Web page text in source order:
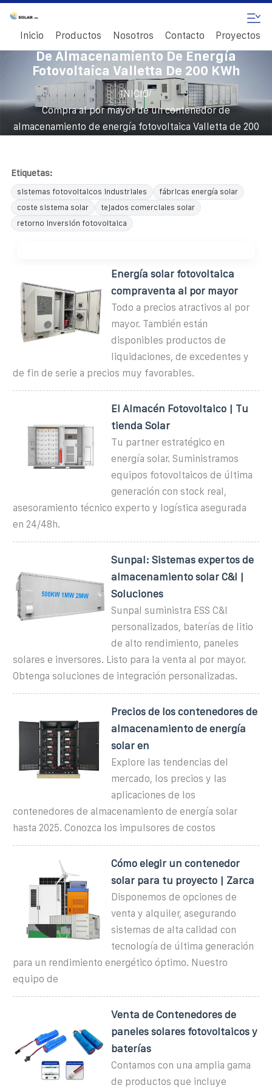
Inicio Productos Nosotros Contacto Proyectos
Compra Al Por Mayor De Un Contenedor
De Almacenamiento De Energía
Fotovoltaica Valletta De 200 KWh
INICIO/
Compra al por mayor de un contenedor de
almacenamiento de energía fotovoltaica Valletta de 200
Etiquetas:
sistemas fotovoltaicos industriales
fábricas energía solar
coste sistema solar
tejados comerciales solar
retorno inversión fotovoltaica
Energía solar fotovoltaica
compraventa al por mayor
Todo a precios atractivos al por
mayor. También están
disponibles productos de
liquidaciones, de excedentes y
de fin de serie a precios muy favorables.
El Almacén Fotovoltaico | Tu
tienda Solar
Tu partner estratégico en
energía solar. Suministramos
equipos fotovoltaicos de última
generación con stock real,
asesoramiento técnico experto y logística asegurada
en 24/48h.
Sunpal: Sistemas expertos de
almacenamiento solar C&I |
Soluciones
Sunpal suministra ESS C&I
personalizados, baterías de litio
de alto rendimiento, paneles
solares e inversores. Listo para la venta al por mayor.
Obtenga soluciones de integración personalizadas.
Precios de los contenedores de
almacenamiento de energía
solar en
Explore las tendencias del
mercado, los precios y las
aplicaciones de los
contenedores de almacenamiento de energía solar
hasta 2025. Conozca los impulsores de costos
Cómo elegir un contenedor
solar para tu proyecto | Zarca
Disponemos de opciones de
venta y alquiler, asegurando
sistemas de alta calidad con
tecnología de última generación
para un rendimiento energético óptimo. Nuestro
equipo de
Venta de Contenedores de
paneles solares fotovoltaicos y
baterías
Contamos con una amplia gama
de productos que incluye